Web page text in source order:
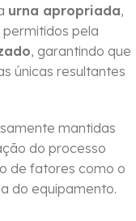
urna apropriada,
pela
, garantindo que
únicas resultantes
mantidas
do processo
de fatores como o
do equipamento.